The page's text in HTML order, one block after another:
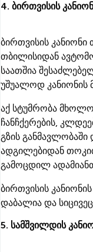
4. ბირთვისის
ბირთვისის
თბილისიდან
საათშია
უშუალოდ კანიონის
აქ სტუმრობა
ჩანჩქერების,
გზის
ადგილებიდან
გამოცდილ
ბირთვისის
დაბალია და
5. სამშვილდის